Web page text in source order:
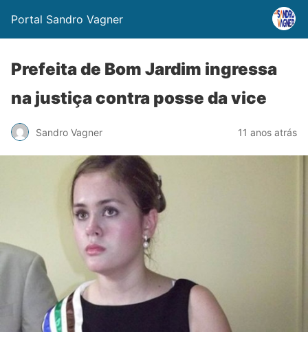
Portal Sandro Vagner
Prefeita de Bom Jardim ingressa
na justiça contra posse da vice
Sandro Vagner 11 anos atrás